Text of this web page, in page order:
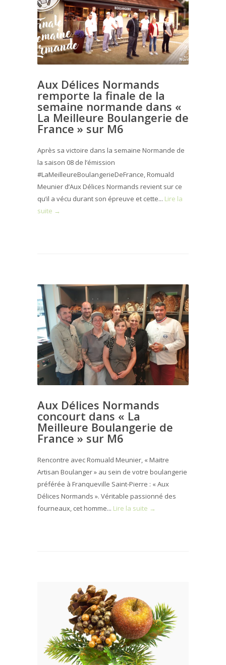
Aux Délices Normands
remporte la finale de la
semaine normande dans «
La Meilleure Boulangerie de
France » sur M6
Après sa victoire dans la semaine Normande de
la saison 08 de l’émission
#LaMeilleureBoulangerieDeFrance, Romuald
Meunier d’Aux Délices Normands revient sur ce
qu’il a vécu durant son épreuve et cette... Lire la
suite →
Aux Délices Normands
concourt dans « La
Meilleure Boulangerie de
France » sur M6
Rencontre avec Romuald Meunier, « Maitre
Artisan Boulanger » au sein de votre boulangerie
préférée à Franqueville Saint-Pierre : « Aux
Délices Normands ». Véritable passionné des
fourneaux, cet homme... Lire la suite →